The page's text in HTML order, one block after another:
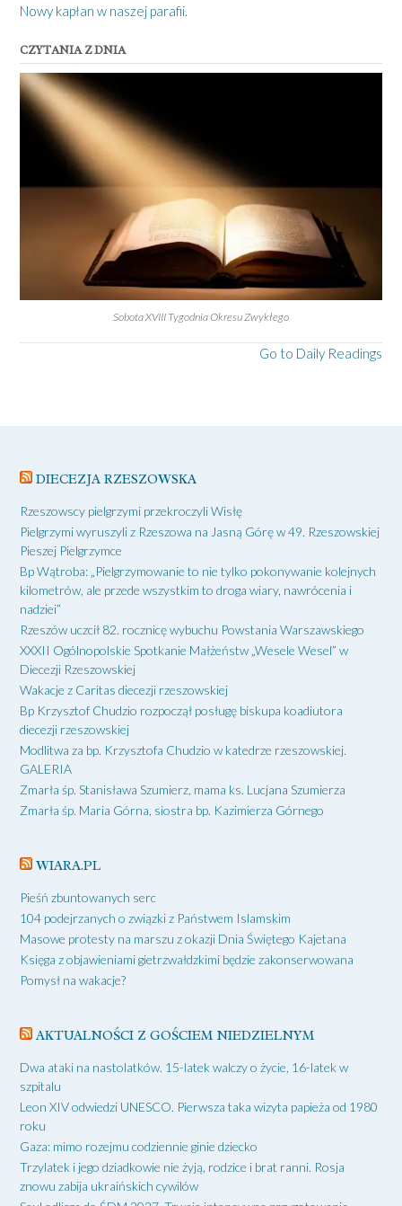
Nowy kapłan w naszej parafii.
CZYTANIA Z DNIA
Sobota XVIII Tygodnia Okresu Zwykłego
Go to Daily Readings
DIECEZJA RZESZOWSKA
Rzeszowscy pielgrzymi przekroczyli Wisłę
Pielgrzymi wyruszyli z Rzeszowa na Jasną Górę w 49. Rzeszowskiej
Pieszej Pielgrzymce
Bp Wątroba: „Pielgrzymowanie to nie tylko pokonywanie kolejnych
kilometrów, ale przede wszystkim to droga wiary, nawrócenia i
nadziei”
Rzeszów uczcił 82. rocznicę wybuchu Powstania Warszawskiego
XXXII Ogólnopolskie Spotkanie Małżeństw „Wesele Wesel” w
Diecezji Rzeszowskiej
Wakacje z Caritas diecezji rzeszowskiej
Bp Krzysztof Chudzio rozpoczął posługę biskupa koadiutora
diecezji rzeszowskiej
Modlitwa za bp. Krzysztofa Chudzio w katedrze rzeszowskiej.
GALERIA
Zmarła śp. Stanisława Szumierz, mama ks. Lucjana Szumierza
Zmarła śp. Maria Górna, siostra bp. Kazimierza Górnego
WIARA.PL
Pieśń zbuntowanych serc
104 podejrzanych o związki z Państwem Islamskim
Masowe protesty na marszu z okazji Dnia Świętego Kajetana
Księga z objawieniami gietrzwałdzkimi będzie zakonserwowana
Pomysł na wakacje?
AKTUALNOŚCI Z GOŚCIEM NIEDZIELNYM
Dwa ataki na nastolatków. 15-latek walczy o życie, 16-latek w
szpitalu
Leon XIV odwiedzi UNESCO. Pierwsza taka wizyta papieża od 1980
roku
Gaza: mimo rozejmu codziennie ginie dziecko
Trzylatek i jego dziadkowie nie żyją, rodzice i brat ranni. Rosja
znowu zabija ukraińskich cywilów